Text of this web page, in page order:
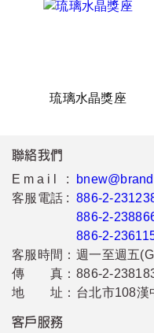
琉璃水晶獎座
聯絡我們
Email :
客服電話 : 886-2-
886-2-
886-2-
客服時間： 週一至週五
傳 真： 886-2-
地 址： 台北市108漢
客戶服務